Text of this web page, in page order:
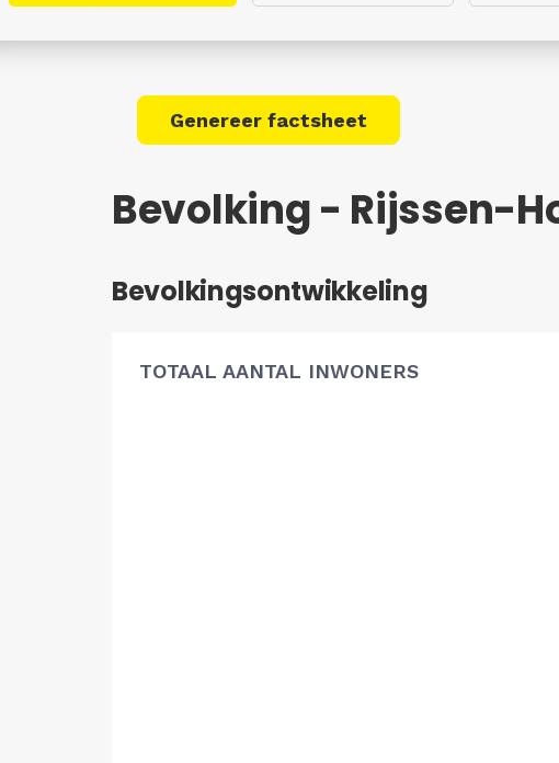
Genereer factsheet
Bevolking - Rijssen-
Bevolkingsontwikkeling
TOTAAL AANTAL INWONERS